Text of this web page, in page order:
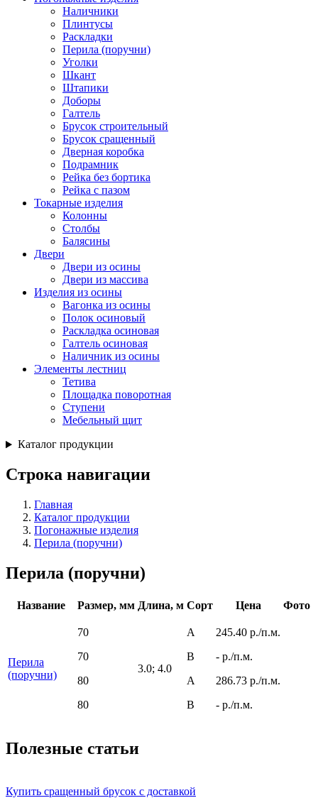
Наличники
Плинтусы
Раскладки
Перила (поручни)
Уголки
Шкант
Штапики
Доборы
Галтель
Брусок строительный
Брусок сращенный
Дверная коробка
Подрамник
Рейка без бортика
Рейка с пазом
Токарные изделия
Колонны
Столбы
Балясины
Двери
Двери из осины
Двери из массива
Изделия из осины
Вагонка из осины
Полок осиновый
Раскладка осиновая
Галтель осиновая
Наличник из осины
Элементы лестниц
Тетива
Площадка поворотная
Ступени
Мебельный щит
Каталог продукции
Строка навигации
Главная
Каталог продукции
Погонажные изделия
Перила (поручни)
Перила (поручни)
Название Размер, мм Длина, м Сорт Цена Фото
Перила
(поручни)
70
70
80
80
3.0; 4.0
A
B
A
B
245.40 р./п.м.
- р./п.м.
286.73 р./п.м.
- р./п.м.
Полезные статьи
Купить сращенный брусок с доставкой